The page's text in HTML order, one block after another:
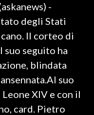
-
degli Stati
Il corteo di
suo seguito ha
blindata
suo
XIV e con il
card. Pietro